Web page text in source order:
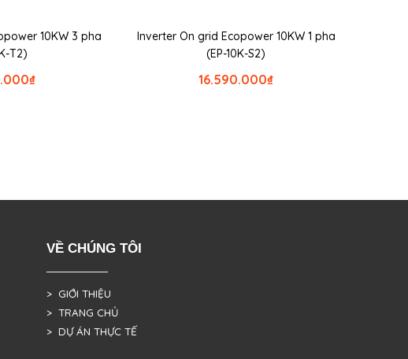
10KW 3 pha
T2)
₫
Inverter On grid Ecopower 10KW 1 pha
(EP-10K-S2)
₫
16.590.000
VỀ CHÚNG TÔI
> GIỚI THIỆU
> TRANG CHỦ
> DỰ ÁN THỰC TẾ